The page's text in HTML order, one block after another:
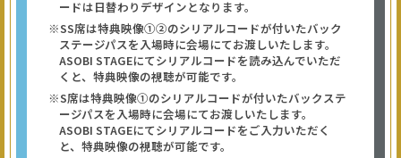
ードは日替わりデザインとなります。
※SS席は特典映像①②のシリアルコードが付いたバック
ステージパスを入場時に会場にてお渡しいたします。
ASOBI STAGEにてシリアルコードを読み込んでいただ
くと、特典映像の視聴が可能です。
※S席は特典映像①のシリアルコードが付いたバックステ
ージパスを入場時に会場にてお渡しいたします。
ASOBI STAGEにてシリアルコードをご入力いただく
と、特典映像の視聴が可能です。